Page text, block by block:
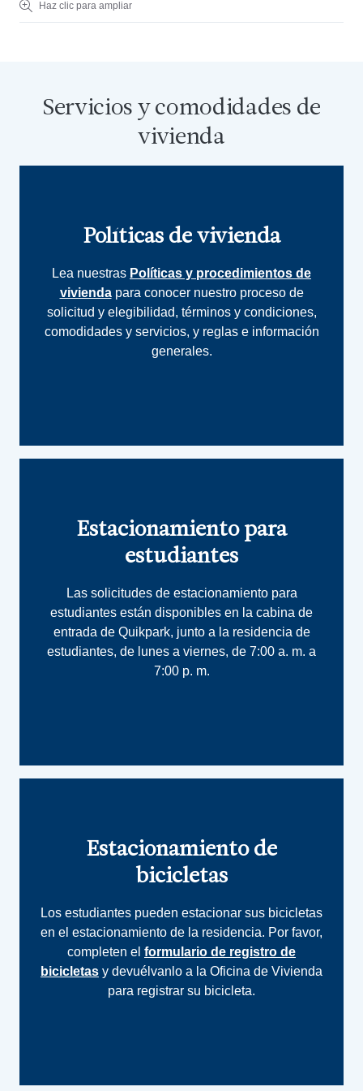
Haz clic para ampliar
Servicios y comodidades de
vivienda
Políticas de vivienda
Lea nuestras Políticas y procedimientos de
viviendapara conocer nuestro proceso de
solicitud y elegibilidad, términos y condiciones,
comodidades y servicios, y reglas e información
generales.
Estacionamiento para
estudiantes
Las solicitudes de estacionamiento para
estudiantes están disponibles en la cabina de
entrada de Quikpark, junto a la residencia de
estudiantes, de lunes a viernes, de 7:00 a. m. a
7:00 p. m.
Estacionamiento de
bicicletas
Los estudiantes pueden estacionar sus bicicletas
en el estacionamiento de la residencia. Por favor,
completen el formulario de registro de
bicicletas y devuélvanlo a la Oficina de Vivienda
para registrar su bicicleta.